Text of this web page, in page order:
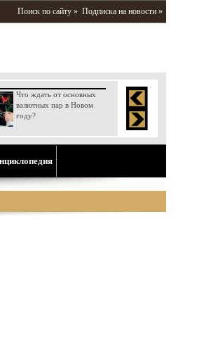
Поиск по сайту » Подписка на новости »
Что ждать от основных
валютных пар в Новом
году?